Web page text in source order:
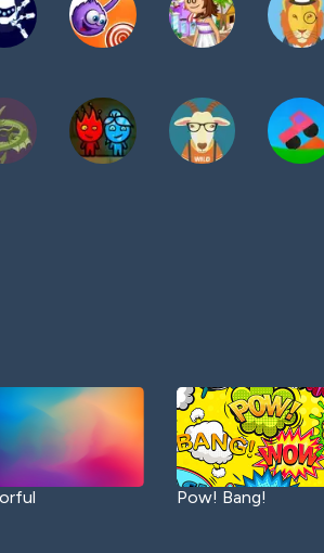
Pow! Bang!